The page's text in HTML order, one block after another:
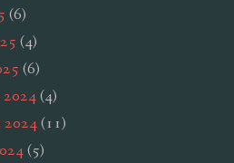
(6)
(4)
(6)
2024(4)
2024(11)
(5)